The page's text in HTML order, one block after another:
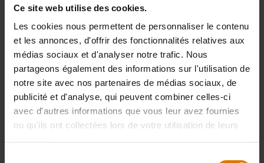
Ce site web utilise des cookies.
Les cookies nous permettent de personnaliser le contenu
et les annonces, d'offrir des fonctionnalités relatives aux
médias sociaux et d'analyser notre trafic. Nous
partageons également des informations sur l'utilisation de
notre site avec nos partenaires de médias sociaux, de
publicité et d'analyse, qui peuvent combiner celles-ci
avec d'autres informations que vous leur avez fournies
ou qu'ils ont collectées lors de votre utilisation de leurs
Préparons-nous
Accessoires
recommandés